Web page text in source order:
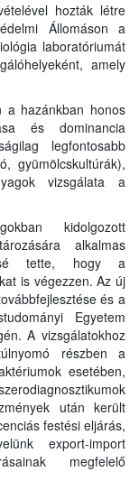
hozták létre
Állomáson a
laboratóriumát
amely
a hazánkban honos
és dominancia
legfontosabb
gyümölcskultúrák),
vizsgálata a
kidolgozott
alkalmas
tette, hogy a
is végezzen. Az új
és a
Egyetem
A vizsgálatokhoz
részben a
esetében,
után került
festési eljárás,
export-import
megfelelő